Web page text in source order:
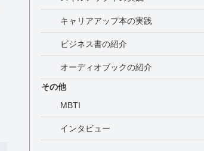
キャリアアップ本の実践
ビジネス書の紹介
オーディオブックの紹介
その他
MBTI
インタビュー